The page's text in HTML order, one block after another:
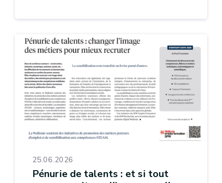
25.06.2026
Pénurie de talents : et si tout